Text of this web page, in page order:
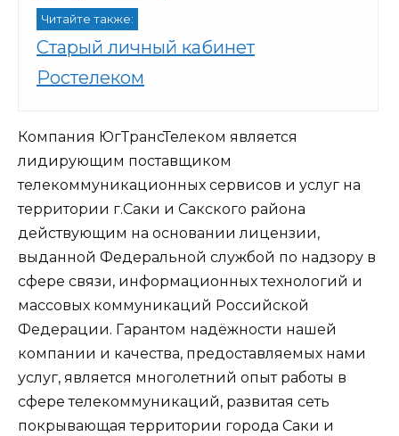
Читайте также:
Старый личный кабинет
Ростелеком
Компания ЮгТрансТелеком является
лидирующим поставщиком
телекоммуникационных сервисов и услуг на
территории г.Саки и Сакского района
действующим на основании лицензии,
выданной Федеральной службой по надзору в
сфере связи, информационных технологий и
массовых коммуникаций Российской
Федерации. Гарантом надёжности нашей
компании и качества, предоставляемых нами
услуг, является многолетний опыт работы в
сфере телекоммуникаций, развитая сеть
покрывающая территории города Саки и